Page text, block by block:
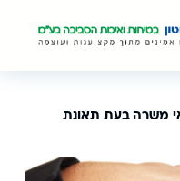
משרה בעת תאונת